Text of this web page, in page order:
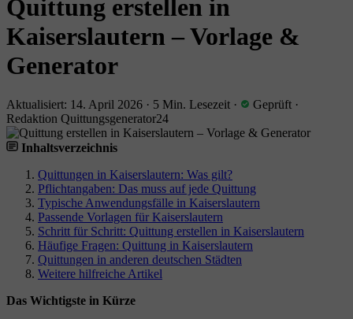
Quittung erstellen in
Kaiserslautern – Vorlage &
Generator
Aktualisiert: 14. April 2026 · 5 Min. Lesezeit · Geprüft ·
Redaktion Quittungsgenerator24
Inhaltsverzeichnis
Quittungen in Kaiserslautern: Was gilt?
Pflichtangaben: Das muss auf jede Quittung
Typische Anwendungsfälle in Kaiserslautern
Passende Vorlagen für Kaiserslautern
Schritt für Schritt: Quittung erstellen in Kaiserslautern
Häufige Fragen: Quittung in Kaiserslautern
Quittungen in anderen deutschen Städten
Weitere hilfreiche Artikel
Das Wichtigste in Kürze